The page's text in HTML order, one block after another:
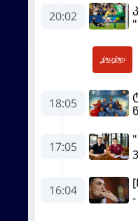
20:02
18:05
17:05
16:04